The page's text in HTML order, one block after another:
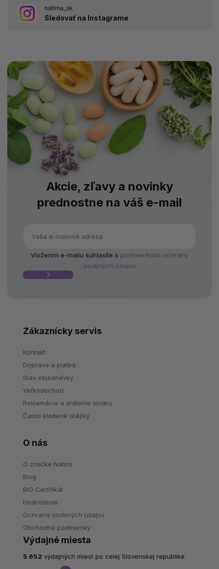
natima_sk
Sledovať na Instagrame
Akcie, zľavy a novinky
prednostne na váš e-mail
Vložením e-mailu súhlasíte s podmienkami ochrany
osobných údajov
Zákaznícky servis
Kontakt
Doprava a platba
Stav objednávky
Veľkoobchod
Reklamácie a vrátenie tovaru
Často kladené otázky
O nás
O značke Natios
Blog
BIO Certifikát
Hodnotenie
Ochrana osobných údajov
Obchodné podmienky
Výdajné miesta
5 652 výdajných miest po celej Slovenskej republike